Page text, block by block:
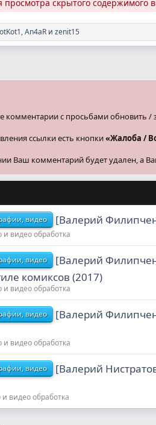
просмотра скрытого содержимого
,An4aR и zenit15
комментарии с просьбами обновить
ссылки есть кнопки«Жалоба /
Ваш комментарий будет удален, а
видео [Валерий
и видео обработка
видео
[Валерий
комиксов (2017)
и видео обработка
видео
[Валерий
и видео обработка
видео
[Валерий
видео обработка